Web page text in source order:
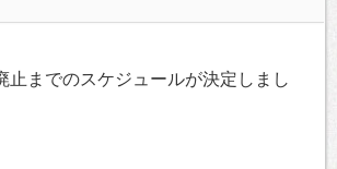
止までのスケジュールが決定しまし